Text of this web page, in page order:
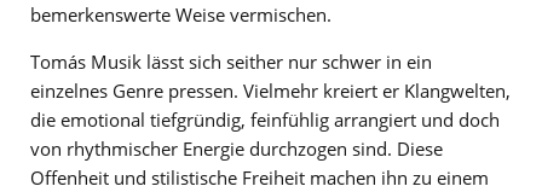
bemerkenswerte Weise vermischen.
Tomás Musik lässt sich seither nur schwer in ein
einzelnes Genre pressen. Vielmehr kreiert er Klangwelten,
die emotional tiefgründig, feinfühlig arrangiert und doch
von rhythmischer Energie durchzogen sind. Diese
Offenheit und stilistische Freiheit machen ihn zu einem